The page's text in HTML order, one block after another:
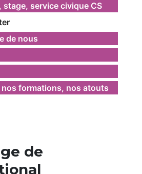
stage, service civique CS
de nous
nos formations, nos atouts
de